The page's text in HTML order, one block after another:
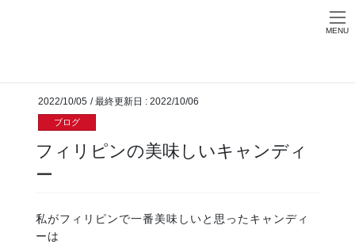
2022/10/05 / 最終更新日 : 2022/10/06
ブログ
フィリピンの美味しいキャンディ
ー
私がフィリピンで一番美味しいと思ったキャンディ
ーは
MENU